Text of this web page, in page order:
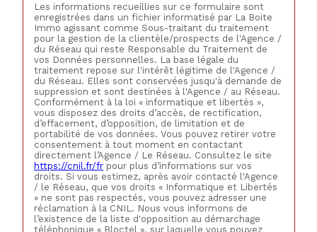
Les informations recueillies sur ce formulaire sont
enregistrées dans un fichier informatisé par La Boite
Immo agissant comme Sous-traitant du traitement
pour la gestion de la clientèle/prospects de l'Agence /
du Réseau qui reste Responsable du Traitement de
vos Données personnelles. La base légale du
traitement repose sur l'intérêt légitime de l'Agence /
du Réseau. Elles sont conservées jusqu'à demande de
suppression et sont destinées à l'Agence / au Réseau.
Conformément à la loi « informatique et libertés »,
vous disposez des droits d’accès, de rectification,
d’effacement, d’opposition, de limitation et de
portabilité de vos données. Vous pouvez retirer votre
consentement à tout moment en contactant
directement l’Agence / Le Réseau. Consultez le site
https://cnil.fr/fr pour plus d’informations sur vos
droits. Si vous estimez, après avoir contacté l'Agence
/ le Réseau, que vos droits « Informatique et Libertés
» ne sont pas respectés, vous pouvez adresser une
réclamation à la CNIL. Nous vous informons de
l’existence de la liste d'opposition au démarchage
téléphonique « Bloctel », sur laquelle vous pouvez